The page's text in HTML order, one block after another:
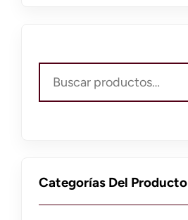
por:
Categorías Del Producto